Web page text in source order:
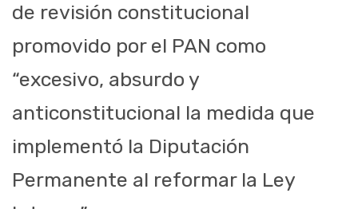
de revisión constitucional
promovido por el PAN como
“excesivo, absurdo y
anticonstitucional la medida que
implementó la Diputación
Permanente al reformar la Ley